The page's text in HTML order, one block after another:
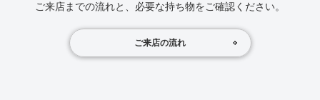
ご来店までの流れと、必要な持ち物をご確認ください。
ご来店の流れ